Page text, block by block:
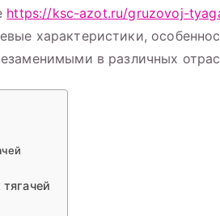
https://ksc-azot.ru/gruzovoj-
характеристики,
в различных